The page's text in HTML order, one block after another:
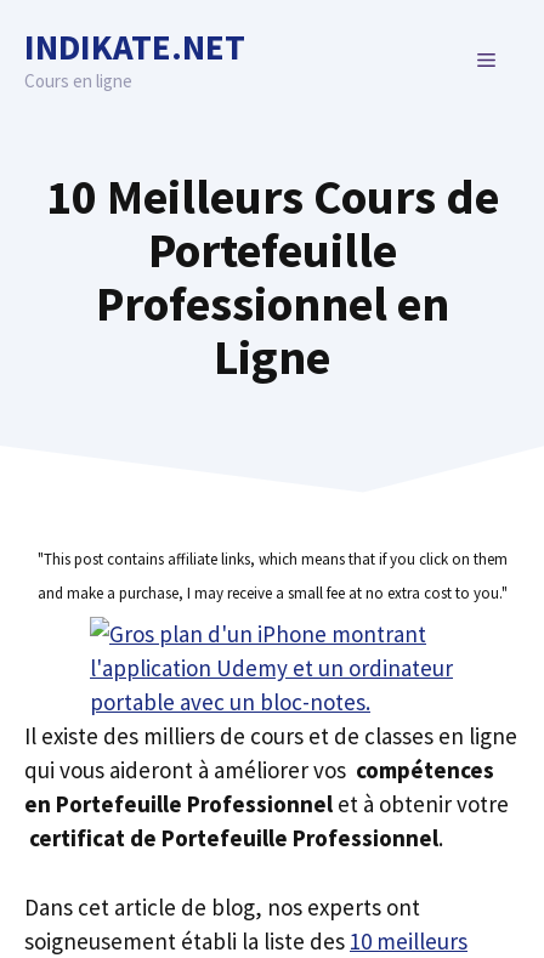
content
INDIKATE.NET
Cours en ligne
MENU
10 Meilleurs Cours de
Portefeuille
Professionnel en
Ligne
"This post contains affiliate links, which means that if you click on them
and make a purchase, I may receive a small fee at no extra cost to you."
Il existe des milliers de cours et de classes en ligne
qui vous aideront à améliorer vos compétences
en Portefeuille Professionnel et à obtenir votre
certificat de Portefeuille Professionnel.
Dans cet article de blog, nos experts ont
soigneusement établi la liste des 10 meilleurs